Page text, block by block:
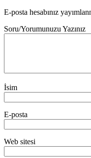
E-posta hesabınız
Soru/Yorumunuzu Yazınız
İsim
E-posta
Web sitesi